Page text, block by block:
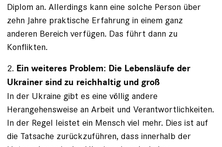
Diplom an. Allerdings kann eine solche Person über
zehn Jahre praktische Erfahrung in einem ganz
anderen Bereich verfügen. Das führt dann zu
Konflikten.
2. Ein weiteres Problem: Die Lebensläufe der
Ukrainer sind zu reichhaltig und groß
In der Ukraine gibt es eine völlig andere
Herangehensweise an Arbeit und Verantwortlichkeiten.
In der Regel leistet ein Mensch viel mehr. Dies ist auf
die Tatsache zurückzuführen, dass innerhalb der